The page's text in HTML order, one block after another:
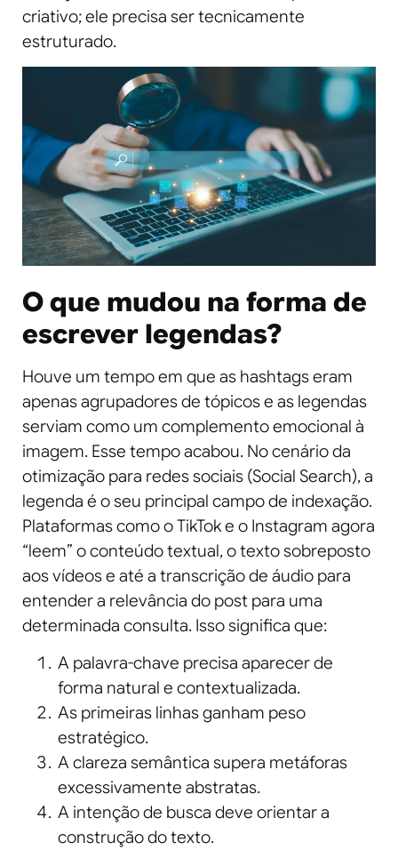
criativo; ele precisa ser tecnicamente
estruturado.
O que mudou na forma de
escrever legendas?
Houve um tempo em que as hashtags eram
apenas agrupadores de tópicos e as legendas
serviam como um complemento emocional à
imagem. Esse tempo acabou. No cenário da
otimização para redes sociais (Social Search), a
legenda é o seu principal campo de indexação.
Plataformas como o TikTok e o Instagram agora
“leem” o conteúdo textual, o texto sobreposto
aos vídeos e até a transcrição de áudio para
entender a relevância do post para uma
determinada consulta. Isso significa que:
A palavra-chave precisa aparecer de
forma natural e contextualizada.
As primeiras linhas ganham peso
estratégico.
A clareza semântica supera metáforas
excessivamente abstratas.
A intenção de busca deve orientar a
construção do texto.